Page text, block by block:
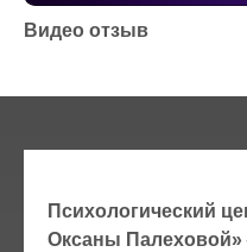
Видео отзыв
Психологический
Оксаны Палеховой»